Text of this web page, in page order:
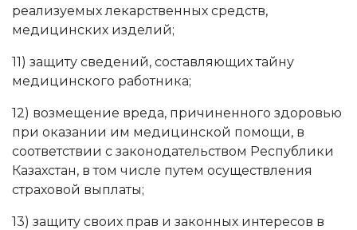
реализуемых лекарственных средств,
медицинских изделий;
11) защиту сведений, составляющих тайну
медицинского работника;
12) возмещение вреда, причиненного здоровью
при оказании им медицинской помощи, в
соответствии с законодательством Республики
Казахстан, в том числе путем осуществления
страховой выплаты;
13) защиту своих прав и законных интересов в